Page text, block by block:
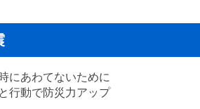
にあわてないために
行動で防災力アップ